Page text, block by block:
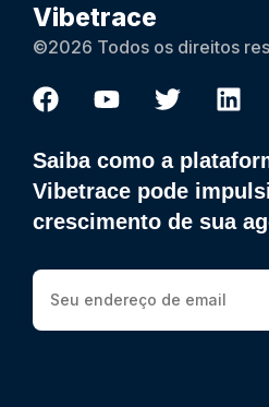
Vibetrace
©2026 Todos os direitos
Saiba como a
Vibetrace pode
crescimento de sua